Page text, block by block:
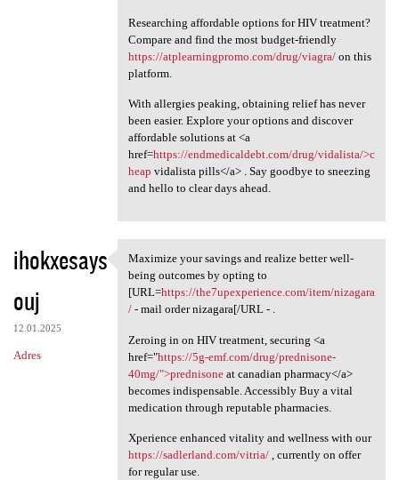
Researching affordable options for HIV treatment?
Compare and find the most budget-friendly
https://atplearningpromo.com/drug/viagra/on this
platform.
With allergies peaking, obtaining relief has never
been easier. Explore your options and discover
affordable solutions at <a
href=https://endmedicaldebt.com/drug/vidalista/>c
heap vidalista pills</a> . Say goodbye to sneezing
and hello to clear days ahead.
ihokxesays
ouj
12.01.2025
Adres
Maximize your savings and
Maximize your savings and realize better well-
being outcomes by opting to
[URL=https://the7upexperience.com/item/nizagara
/- mail order nizagara[/URL - .
Zeroing in on HIV treatment, securing <a
href="https://5g-emf.com/drug/prednisone-
40mg/">prednisoneat canadian pharmacy</a>
becomes indispensable. Accessibly Buy a vital
medication through reputable pharmacies.
Xperience enhanced vitality and wellness with our
https://sadlerland.com/vitria/, currently on offer
for regular use.